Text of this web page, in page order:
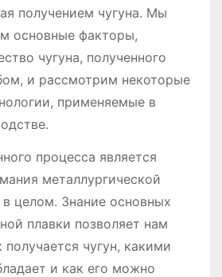
получением чугуна. Мы
основные факторы,
чугуна, полученного
и рассмотрим некоторые
применяемые в
процесса является
металлургической
целом. Знание основных
плавки позволяет нам
получается чугун, какими
и как его можно